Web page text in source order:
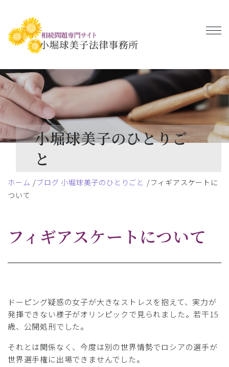
小堀球美子のひとりご
と
ホーム ブログ 小堀球美子のひとりごと
フィギアスケートに
ついて
フィギアスケートについて
ドーピング疑惑の女子が大きなストレスを抱えて、実力が
発揮できない様子がオリンピックで見られました。若干15
歳、公開処刑でした。
それとは関係なく、今度は別の世界情勢でロシアの選手が
世界選手権に出場できませんでした。